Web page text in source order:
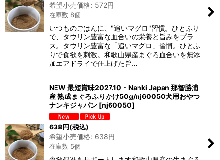
希望小売価格: 572円
在庫数 8個
いつものごはんに、"追いマグロ"習慣。ひとふり
で、タウリン豊富な血合いの栄養と旨みをプラ
ス。タウリン豊富な「追いマグロ」習慣。ひとふ
りで食欲を刺激。和歌山県産まぐろ血合いを無添
加エアドライで仕上げた旨…
NEW 最短賞味2027.10・Nanki Japan 那智勝浦
産 熟成まぐろふりかけ50g/nj60050犬用おやつ
ナンキジャパン [nj60050]
638円(税込)
希望小売価格: 638円
在庫数 5個